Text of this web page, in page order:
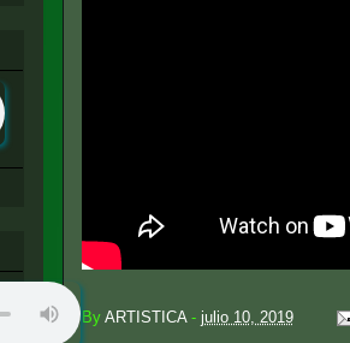
By ARTISTICA - julio 10, 2019